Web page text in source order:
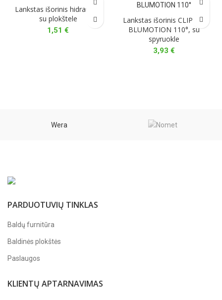
Lankstas išorinis hidraulinis
su plokštele
1,51 €
Lankstas išorinis CLIP top
BLUMOTION 110°, su
spyruokle
3,93 €
Wera
PARDUOTUVIŲ TINKLAS
Baldų furnitūra
Baldinės plokštės
Paslaugos
KLIENTŲ APTARNAVIMAS